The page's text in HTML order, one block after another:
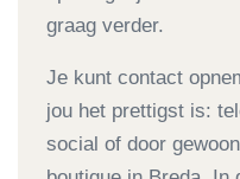
graag verder.
Je kunt contact
jou het prettigst is:
social of door